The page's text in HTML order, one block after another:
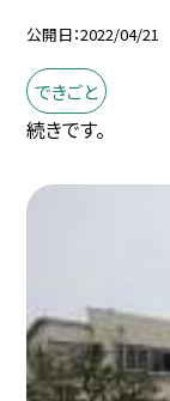
公開日 2022/04/21
できごと
続きです。